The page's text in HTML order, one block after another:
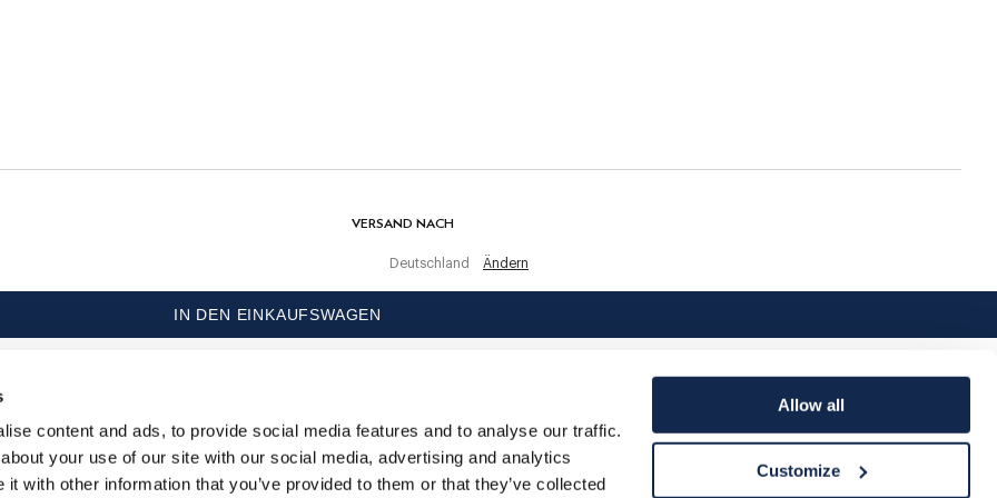
content and ads, to provide social media features and to analyse our traffic.
your use of our site with our social media, advertising and analytics
with other information that you’ve provided to them or that they’ve collected
Allow all
Customize
MATERIAL
IN DEN EINKAUFSWAGEN
VERSAND NACH
Deutschland Ändern
SPRACHE